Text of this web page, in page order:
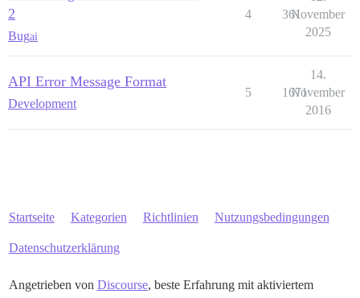
2
Bugai
4 361November
2025
API Error Message Format
Development
5 1671
14.
November
2016
Startseite Kategorien Richtlinien Nutzungsbedingungen
Datenschutzerklärung
Angetrieben von Discourse, beste Erfahrung mit aktiviertem